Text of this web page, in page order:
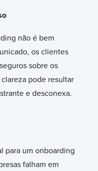
não é bem
os clientes
sobre os
pode resultar
e desconexa.
para um onboarding
falham em